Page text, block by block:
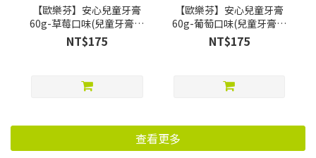
【歐樂芬】安心兒童牙膏
60g-草莓口味(兒童牙膏推
薦)
NT$175
【歐樂芬】安心兒童牙膏
60g-葡萄口味(兒童牙膏推
薦)
NT$175
查看更多